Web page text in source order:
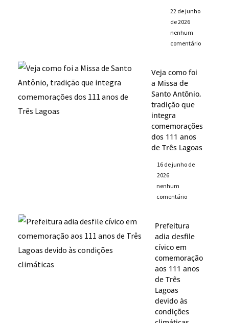
22 de junho
de 2026
nenhum
comentário
Veja como foi
a Missa de
Santo Antônio,
tradição que
integra
comemorações
dos 111 anos
de Três Lagoas
16 de junho de
2026
nenhum
comentário
Prefeitura
adia desfile
cívico em
comemoração
aos 111 anos
de Três
Lagoas
devido às
condições